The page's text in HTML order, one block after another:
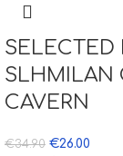
SELECTED
SLHMILAN
CAVERN
€34.90 €26.00